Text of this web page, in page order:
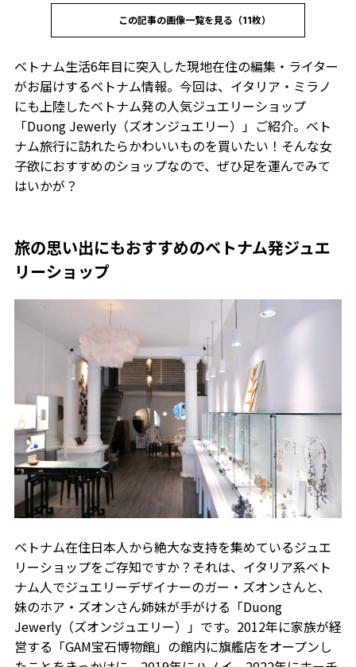
この記事の画像一覧を見る（11枚）
ベトナム生活6年目に突入した現地在住の編集・ライター
がお届けするベトナム情報。今回は、イタリア・ミラノ
にも上陸したベトナム発の人気ジュエリーショップ
「Duong Jewerly（ズオンジュエリー）」ご紹介。ベト
ナム旅行に訪れたらかわいいものを買いたい！そんな女
子欲におすすめのショップなので、ぜひ足を運んでみて
はいかが？
旅の思い出にもおすすめのベトナム発ジュエ
リーショップ
ベトナム在住日本人から絶大な支持を集めているジュエ
リーショップをご存知ですか？それは、イタリア系ベト
ナム人でジュエリーデザイナーのガー・ズオンさんと、
妹のホア・ズオンさん姉妹が手がける「Duong
Jewerly（ズオンジュエリー）」です。2012年に家族が経
営する「GAM宝石博物館」の館内に旗艦店をオープンし